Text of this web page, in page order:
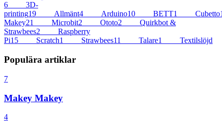
6
3D-
printing19 Allmänt4 Arduino10 BETT1 Cubetto
Makey21 Microbit2 Ototo2
Quirkbot &
Strawbees2
Raspberry
Pi15 Scratch1 Strawbees11 Talare1 Textilslöjd
Populära artiklar
7
Makey Makey
4